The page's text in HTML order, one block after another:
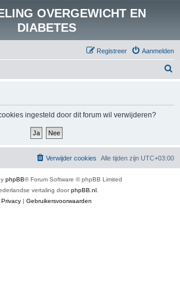
OVERGEWICHT EN
DIABETES
Aanmelden
Registreer
ingesteld door dit forum wil verwijderen?
Alle tijden zijn UTC+03:00
Verwijder cookies
phpBB® Forum Software © phpBB Limited
vertaling doorphpBB.nl
Privacy | Gebruikersvoorwaarden